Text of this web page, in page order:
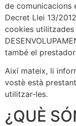
de comunicacions
Decret Llei 13/
cookies utilitzades
també el
Així mateix, li
vostè està
utilitzar-les.
¿QUÈ